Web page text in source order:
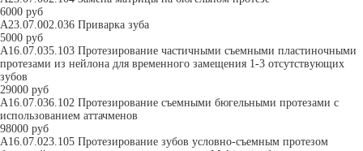
6000 руб
А23.07.002.036 Приварка зуба
5000 руб
A16.07.035.103 Протезирование частичными съемными пластиночными
протезами из нейлона для временного замещения 1-3 отсутствующих
зубов
29000 руб
A16.07.036.102 Протезирование съемными бюгельными протезами с
использованием аттачменов
98000 руб
A16.07.023.105 Протезирование зубов условно-съемным протезом